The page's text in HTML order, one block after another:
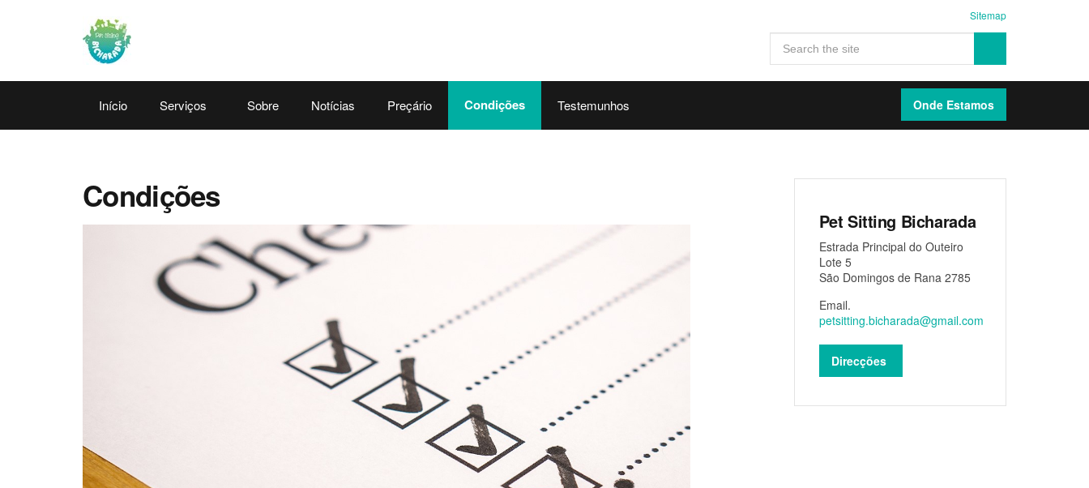
Onde Estamos
Início Serviços Sobre Notícias Preçário Condições Testemunhos
Sitemap
Condições
Pet Sitting Bicharada
Estrada Principal do Outeiro
Lote 5
São Domingos de Rana 2785
Email.
petsitting.bicharada@gmail.com
Direcções